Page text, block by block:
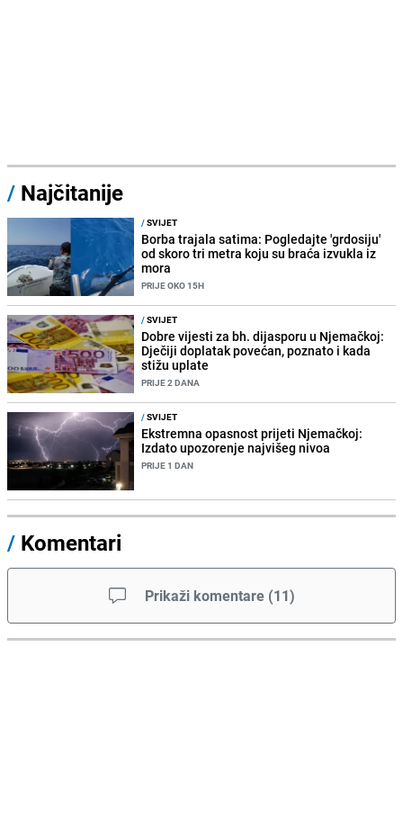
/ Najčitanije
/SVIJET
Borba trajala satima: Pogledajte 'grdosiju'
od skoro tri metra koju su braća izvukla iz
mora
PRIJE OKO 15H
/SVIJET
Dobre vijesti za bh. dijasporu u Njemačkoj:
Dječiji doplatak povećan, poznato i kada
stižu uplate
PRIJE 2 DANA
/SVIJET
Ekstremna opasnost prijeti Njemačkoj:
Izdato upozorenje najvišeg nivoa
PRIJE 1 DAN
/ Komentari
Prikaži komentare (11)